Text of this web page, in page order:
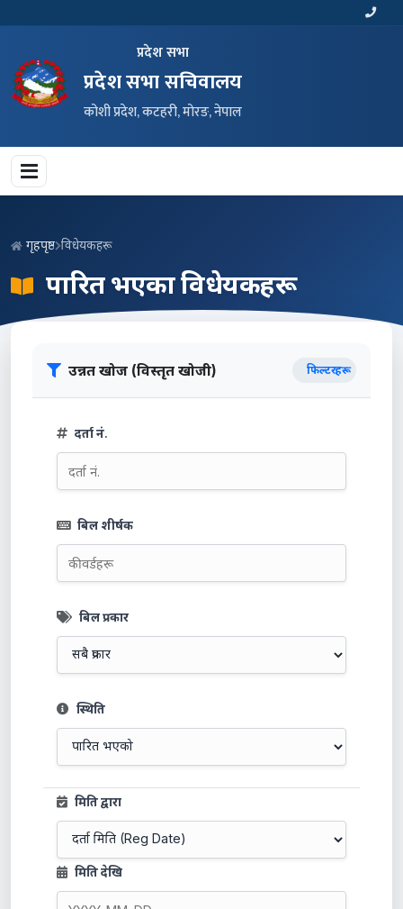
प्रदेश सभा
प्रदेश सभा सचिवालय
कोशी प्रदेश, कटहरी, मोरङ, नेपाल
गृहपृष्ठ विधेयकहरू
पारित भएका विधेयकहरू
उन्नत खोज (विस्तृत खोजी) फिल्टरहरू
दर्ता नं.
बिल शीर्षक
बिल प्रकार
स्थिति
मिति द्वारा
मिति देखि